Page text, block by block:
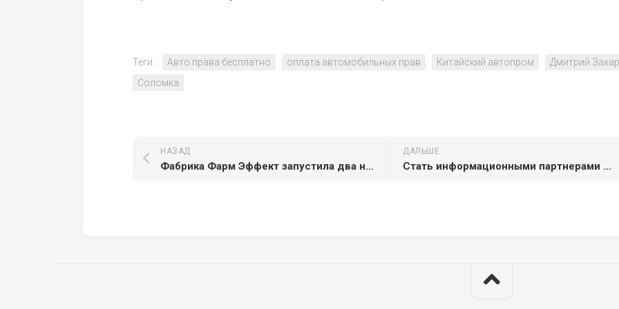
Теги: Авто права бесплатно оплата автомобильных прав Китайский автопром
Дмитрий
Соломка
ДАЛЬШЕ
Стать информационными партнерами Конференции в Сочи предложили аэрокосмическим порталам
НАЗАД
Фабрика Фарм Эффект запустила два новых бренда